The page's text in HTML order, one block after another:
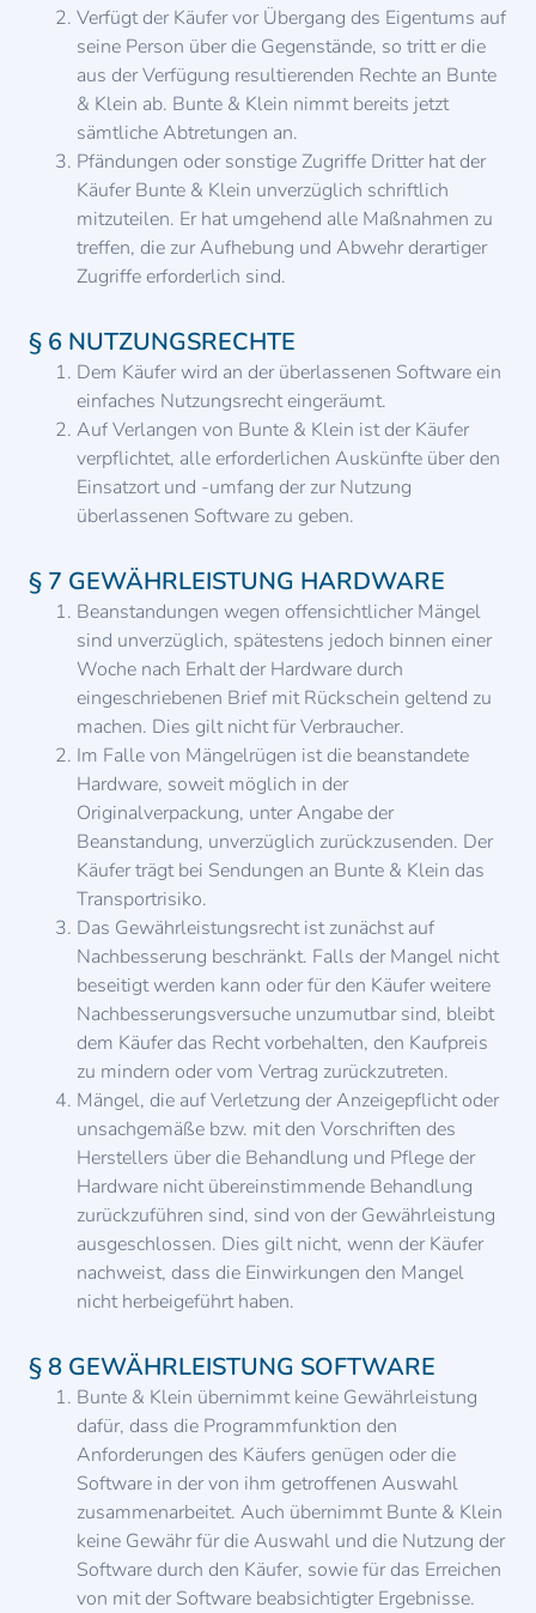
Verfügt der Käufer vor Übergang des Eigentums auf
seine Person über die Gegenstände, so tritt er die
aus der Verfügung resultierenden Rechte an Bunte
& Klein ab. Bunte & Klein nimmt bereits jetzt
sämtliche Abtretungen an.
Pfändungen oder sonstige Zugriffe Dritter hat der
Käufer Bunte & Klein unverzüglich schriftlich
mitzuteilen. Er hat umgehend alle Maßnahmen zu
treffen, die zur Aufhebung und Abwehr derartiger
Zugriffe erforderlich sind.
§ 6 NUTZUNGSRECHTE
Dem Käufer wird an der überlassenen Software ein
einfaches Nutzungsrecht eingeräumt.
Auf Verlangen von Bunte & Klein ist der Käufer
verpflichtet, alle erforderlichen Auskünfte über den
Einsatzort und -umfang der zur Nutzung
überlassenen Software zu geben.
§ 7 GEWÄHRLEISTUNG HARDWARE
Beanstandungen wegen offensichtlicher Mängel
sind unverzüglich, spätestens jedoch binnen einer
Woche nach Erhalt der Hardware durch
eingeschriebenen Brief mit Rückschein geltend zu
machen. Dies gilt nicht für Verbraucher.
Im Falle von Mängelrügen ist die beanstandete
Hardware, soweit möglich in der
Originalverpackung, unter Angabe der
Beanstandung, unverzüglich zurückzusenden. Der
Käufer trägt bei Sendungen an Bunte & Klein das
Transportrisiko.
Das Gewährleistungsrecht ist zunächst auf
Nachbesserung beschränkt. Falls der Mangel nicht
beseitigt werden kann oder für den Käufer weitere
Nachbesserungsversuche unzumutbar sind, bleibt
dem Käufer das Recht vorbehalten, den Kaufpreis
zu mindern oder vom Vertrag zurückzutreten.
Mängel, die auf Verletzung der Anzeigepflicht oder
unsachgemäße bzw. mit den Vorschriften des
Herstellers über die Behandlung und Pflege der
Hardware nicht übereinstimmende Behandlung
zurückzuführen sind, sind von der Gewährleistung
ausgeschlossen. Dies gilt nicht, wenn der Käufer
nachweist, dass die Einwirkungen den Mangel
nicht herbeigeführt haben.
§ 8 GEWÄHRLEISTUNG SOFTWARE
Bunte & Klein übernimmt keine Gewährleistung
dafür, dass die Programmfunktion den
Anforderungen des Käufers genügen oder die
Software in der von ihm getroffenen Auswahl
zusammenarbeitet. Auch übernimmt Bunte & Klein
keine Gewähr für die Auswahl und die Nutzung der
Software durch den Käufer, sowie für das Erreichen
von mit der Software beabsichtigter Ergebnisse.